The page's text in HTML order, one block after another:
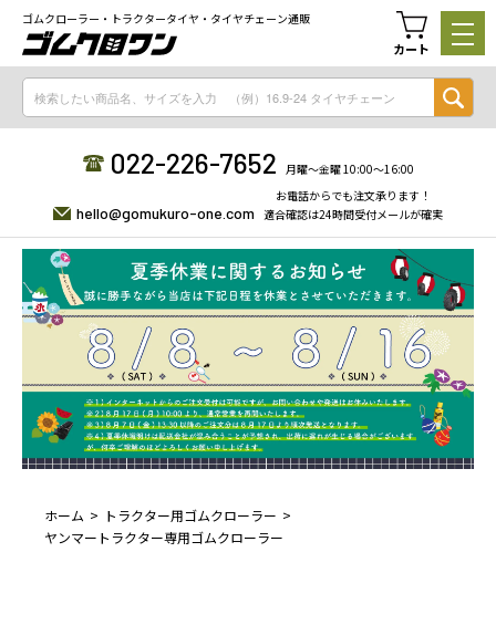
ゴムクローラー・トラクタータイヤ・タイヤチェーン通販
カート
022-226-7652 月曜〜金曜 10:00〜16:00
hello@gomukuro-one.com
お電話からでも注文承ります！
適合確認は24時間受付メールが確実
ホーム
トラクター用ゴムクローラー
ヤンマートラクター専用ゴムクローラー